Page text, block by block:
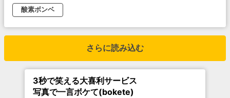
酸素ボンベ
さらに読み込む
3秒で笑える大喜利サービス
写真で一言ボケて(bokete)